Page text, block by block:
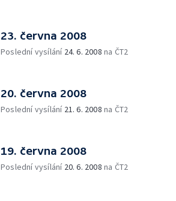
23. června 2008
Poslední vysílání 24. 6. 2008 na ČT2
20. června 2008
Poslední vysílání 21. 6. 2008 na ČT2
19. června 2008
Poslední vysílání 20. 6. 2008 na ČT2